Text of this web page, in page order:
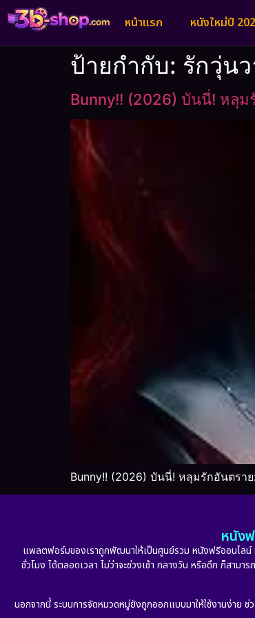
หน้าแรก หนังใหม่ปี
ป้ายกำกับ: รักวุ่น
Bunny!! (2026) บันนี่! หลุม
Bunny!! (2026) บันนี่! หลุมรักอันตรา
หนัง
แพลตฟอร์มของเราถูกพัฒนาให้เป็นศูนย์รวม หนังฟรีออนไลน์
ชั่วโมง ได้ตลอดเวลา ไม่ว่าจะช่วงเช้า กลางวัน หรือดึก ก็สา
นอกจากนี้ ระบบการจัดหมวดหมู่ยังถูกออกแบบมาให้ใช้งานง่าย